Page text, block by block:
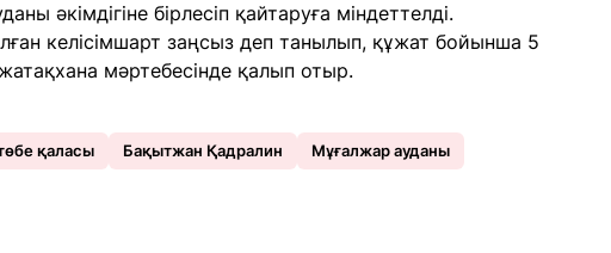
әкімдігіне бірлесіп қайтаруға міндеттелді.
келісімшарт заңсыз деп танылып, құжат бойынша 5
мәртебесінде қалып отыр.
қаласы Бақытжан Қадралин
Мұғалжар ауданы